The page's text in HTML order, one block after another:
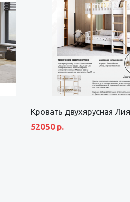
Кровать двухярусная Лия
52050 р.